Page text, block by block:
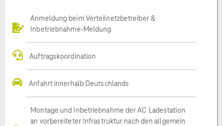
Anmeldung beim Verteilnetzbetreiber &
Inbetriebnahme-Meldung
Auftragskoordination
Anfahrt innerhalb Deutschlands
Montage und Inbetriebnahme der AC Ladestation
an vorbereiteter Infrastruktur nach den allgemein